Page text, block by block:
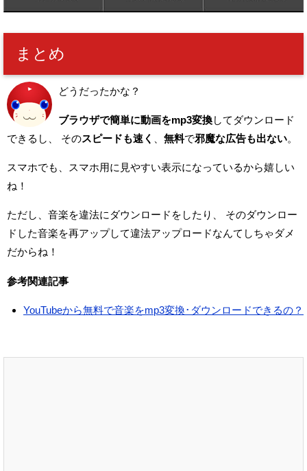
まとめ
どうだったかな？
ブラウザで簡単に動画をmp3変換してダウンロード
できるし、
そのスピードも速く 無料で邪魔な広告も出ない。
スマホでも、スマホ用に見やすい表示になっているから嬉しい
ね！
ただし、音楽を違法にダウンロードをしたり、
そのダウンロー
ドした音楽を再アップして違法アップロードなんてしちゃダメ
だからね！
参考関連記事
YouTubeから無料で音楽をmp3変換･ダウンロードできるの？